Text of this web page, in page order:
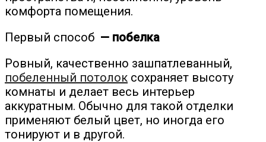
комфорта помещения.
Первый способ — побелка
Ровный, качественно зашпатлеванный,
побеленный потолок сохраняет высоту
комнаты и делает весь интерьер
аккуратным. Обычно для такой отделки
применяют белый цвет, но иногда его
тонируют и в другой.